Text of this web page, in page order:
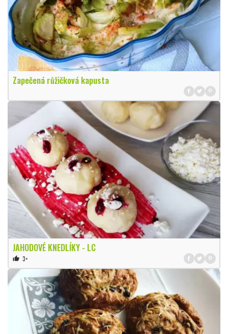
Zapečená růžičková kapusta
JAHODOVÉ KNEDLÍKY - LC
thumb_up 3×